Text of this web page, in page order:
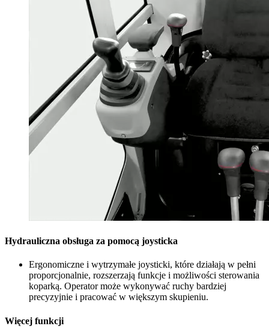
Hydrauliczna obsługa za pomocą joysticka
Ergonomiczne i wytrzymałe joysticki, które działają w pełni
proporcjonalnie, rozszerzają funkcje i możliwości sterowania
koparką. Operator może wykonywać ruchy bardziej
precyzyjnie i pracować w większym skupieniu.
Więcej funkcji